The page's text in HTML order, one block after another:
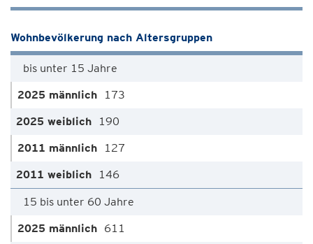
Wohnbevölkerung nach Altersgruppen
bis unter 15 Jahre
173
190
127
146
15 bis unter 60 Jahre
611